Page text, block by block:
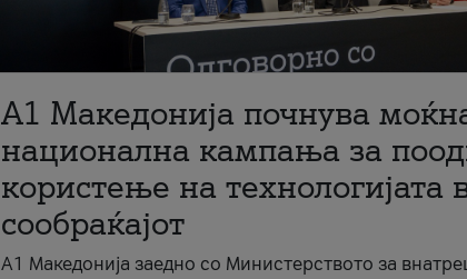
A1 Македонија почнува
национална кампања за
користење на технологијата
сообраќајот
A1 Македонија заедно со Министерството за